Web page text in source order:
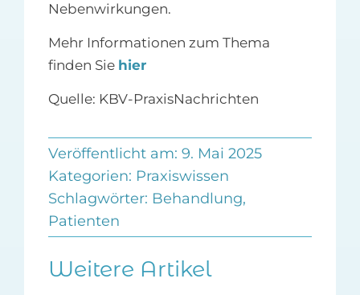
Nebenwirkungen.
Mehr Informationen zum Thema
finden Sie hier
Quelle: KBV-PraxisNachrichten
Veröffentlicht am: 9. Mai 2025
Kategorien: Praxiswissen
Schlagwörter: Behandlung,
Patienten
Weitere Artikel